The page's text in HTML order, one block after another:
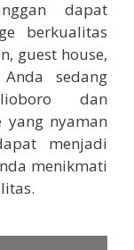
dapat
berkualitas
guest house,
sedang
dan
yang nyaman
menjadi
menikmati